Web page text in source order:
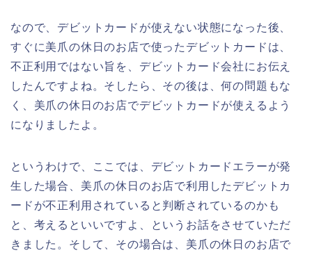
なので、デビットカードが使えない状態になった後、
すぐに美爪の休日のお店で使ったデビットカードは、
不正利用ではない旨を、デビットカード会社にお伝え
したんですよね。そしたら、その後は、何の問題もな
く、美爪の休日のお店でデビットカードが使えるよう
になりましたよ。
というわけで、ここでは、デビットカードエラーが発
生した場合、美爪の休日のお店で利用したデビットカ
ードが不正利用されていると判断されているのかも
と、考えるといいですよ、というお話をさせていただ
きました。そして、その場合は、美爪の休日のお店で